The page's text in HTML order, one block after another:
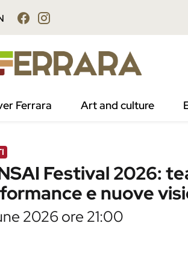
Ferrara Art and culture
/ BONSAI Festival 2026: teatro
Festival 2026:
e nuove
2026 ore 21:00